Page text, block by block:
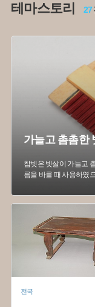
# 제례물품 #담
제
테마스토리 27
가늘고 촘촘한
참빗은 빗살이 가늘고
름을 바를 때 사용하였
전국